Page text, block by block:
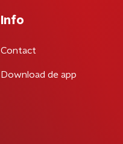
Info
Contact
Download de app